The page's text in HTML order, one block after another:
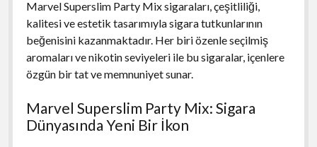
Marvel Superslim Party Mix sigaraları, çeşitliliği,
kalitesi ve estetik tasarımıyla sigara tutkunlarının
beğenisini kazanmaktadır. Her biri özenle seçilmiş
aromaları ve nikotin seviyeleri ile bu sigaralar, içenlere
özgün bir tat ve memnuniyet sunar.
Marvel Superslim Party Mix: Sigara
Dünyasında Yeni Bir İkon